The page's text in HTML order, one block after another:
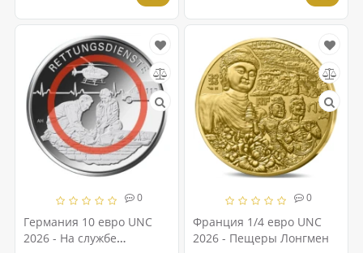
0
Германия 10 евро UNC
2026 - На службе
0
Франция 1/4 евро UNC
2026 - Пещеры Лонгмен